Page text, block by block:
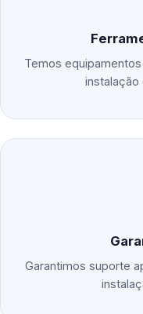
Temos
instalação
Garantimos suporte